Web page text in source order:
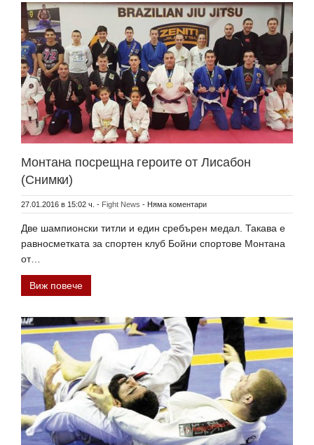
Монтана посрещна героите от Лисабон
(Снимки)
27.01.2016 в 15:02 ч. - Fight News - Няма коментари
Две шампионски титли и един сребърен медал. Такава е
равносметката за спортен клуб Бойни спортове Монтана
от…
Виж повече